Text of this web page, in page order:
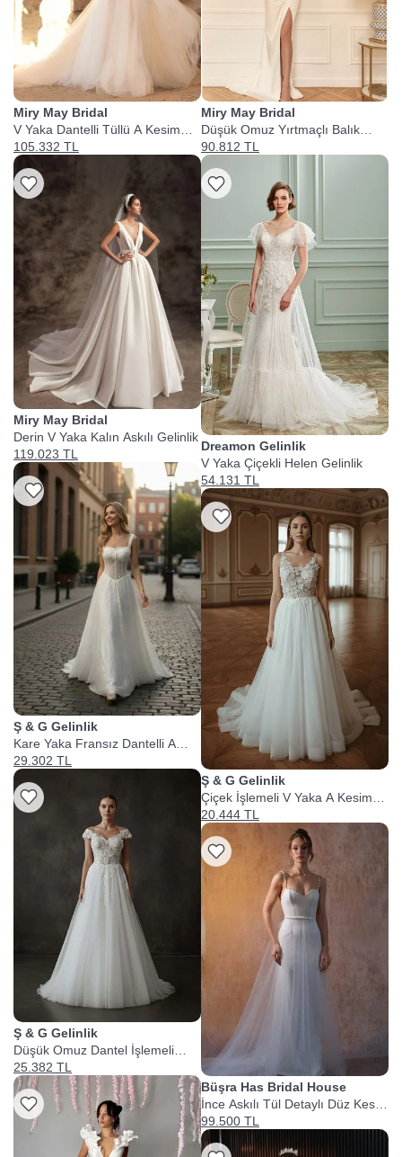
Miry May Bridal
V Yaka Dantelli Tüllü A Kesim
Gelinlik
105.332 TL
Miry May Bridal
Derin V Yaka Kalın Askılı Gelinlik
119.023 TL
Listeme Ekle
Ş & G Gelinlik
Kare Yaka Fransız Dantelli A
Kesim Gelinlik
29.302 TL
Ş & G Gelinlik
Düşük Omuz Dantel İşlemeli
Helen Gelinlik
25.382 TL
Miry May Bridal
Düşük Omuz Yırtmaçlı Balık
Kesim Gelinlik
90.812 TL
Dreamon Gelinlik
V Yaka Çiçekli Helen Gelinlik
54.131 TL
Listeme Ekle
Ş & G Gelinlik
Çiçek İşlemeli V Yaka A Kesim
Gelinlik
20.444 TL
Büşra Has Bridal House
İnce Askılı Tül Detaylı Düz Kesim
Gelinlik
99.500 TL